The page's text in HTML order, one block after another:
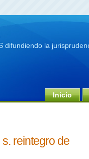
difundiendo la
Inicio
s. reintegro de